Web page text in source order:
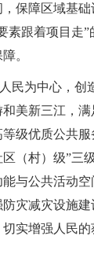
保障区域基
素跟着项目走”
。
民为中心，创
美新三江，
级优质公共
（村）级”三
与公共活动空
灾减灾设施
实增强人民